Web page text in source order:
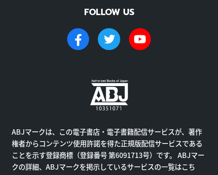
FOLLOW US
ABJマークは、この電子書店・電子書籍配信サービスが、著作
権者からコンテンツ使用許諾を得た正規版配信サービスである
ことを示す登録商標（登録番号 第6091713号）です。 ABJマー
クの詳細、ABJマークを掲示しているサービスの一覧はこち